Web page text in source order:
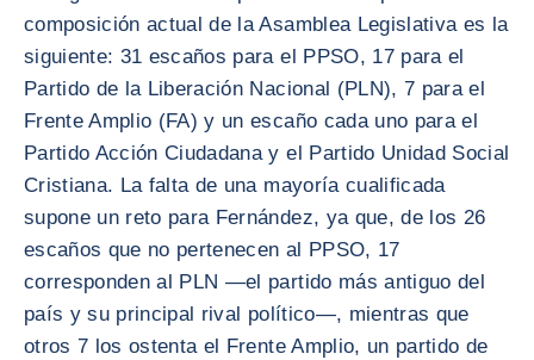
composición actual de la Asamblea Legislativa es la
siguiente: 31 escaños para el PPSO, 17 para el
Partido de la Liberación Nacional (PLN), 7 para el
Frente Amplio (FA) y un escaño cada uno para el
Partido Acción Ciudadana y el Partido Unidad Social
Cristiana. La falta de una mayoría cualificada
supone un reto para Fernández, ya que, de los 26
escaños que no pertenecen al PPSO, 17
corresponden al PLN —el partido más antiguo del
país y su principal rival político—, mientras que
otros 7 los ostenta el Frente Amplio, un partido de